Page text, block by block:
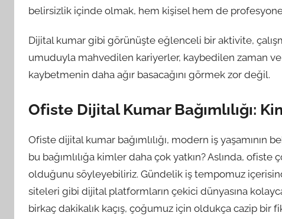
belirsizlik içinde olmak, hem kişisel hem de
Dijital kumar gibi görünüşte eğlenceli bir aktivite,
umuduyla mahvedilen kariyerler, kaybedilen zaman
kaybetmenin daha ağır basacağını görmek zor değil.
Ofiste Dijital Kumar Bağımlılığı:
Ofiste dijital kumar bağımlılığı, modern iş yaşamının
bu bağımlılığa kimler daha çok yatkın? Aslında,
olduğunu söyleyebiliriz. Gündelik iş tempomuz
siteleri gibi dijital platformların çekici dünyasına
birkaç dakikalık kaçış, çoğumuz için oldukça cazip bir